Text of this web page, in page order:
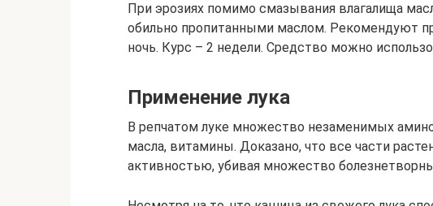
При эрозиях помимо смазывания влагалища
обильно пропитанными маслом. Рекомендуют
ночь. Курс – 2 недели. Средство можно
Применение лука
В репчатом луке множество незаменимых
масла, витамины. Доказано, что все части
активностью, убивая множество